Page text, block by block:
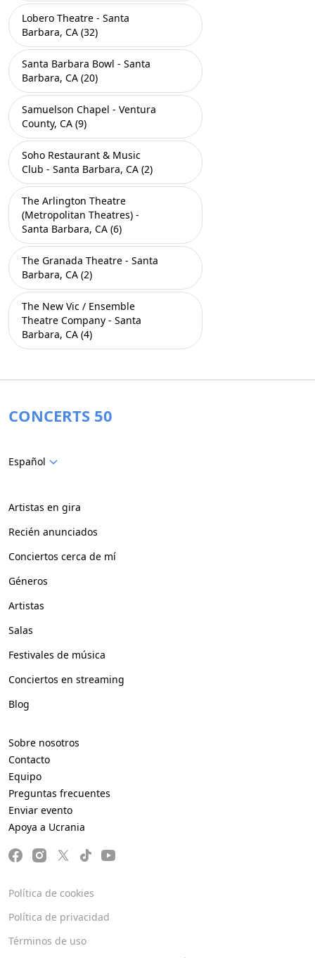
Lobero Theatre - Santa
Barbara, CA (32)
Santa Barbara Bowl - Santa
Barbara, CA (20)
Samuelson Chapel - Ventura
County, CA (9)
Soho Restaurant & Music
Club - Santa Barbara, CA (2)
The Arlington Theatre
(Metropolitan Theatres) -
Santa Barbara, CA (6)
The Granada Theatre - Santa
Barbara, CA (2)
The New Vic / Ensemble
Theatre Company - Santa
Barbara, CA (4)
CONCERTS 50
Español
Artistas en gira
Recién anunciados
Conciertos cerca de mí
Géneros
Artistas
Salas
Festivales de música
Conciertos en streaming
Blog
Sobre nosotros
Contacto
Equipo
Preguntas frecuentes
Enviar evento
Apoya a Ucrania
Política de cookies
Política de privacidad
Términos de uso